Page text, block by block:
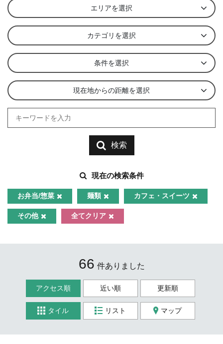
エリアを選択
カテゴリを選択
条件を選択
現在地からの距離を選択
検索
現在の検索条件
お弁当/惣菜 麺類 カフェ・スイーツ
その他 全てクリア
66 件ありました
アクセス順 近い順 更新順
タイル リスト マップ